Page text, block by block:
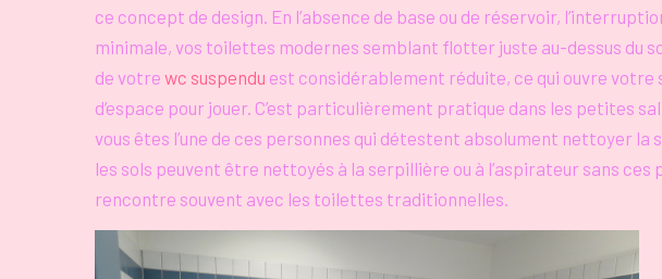
ce concept de design. En l’absence de base ou de réservoir,
minimale, vos toilettes modernes semblant flotter juste au-dessus du
de votre wc suspendu est considérablement réduite, ce qui ouvre votre
d’espace pour jouer. C’est particulièrement pratique dans les petites
vous êtes l’une de ces personnes qui détestent absolument nettoyer la
les sols peuvent être nettoyés à la serpillière ou à l’aspirateur sans ces
rencontre souvent avec les toilettes traditionnelles.